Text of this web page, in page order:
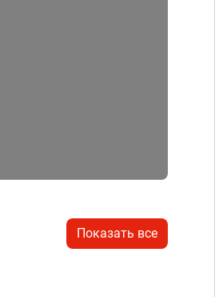
Показать все